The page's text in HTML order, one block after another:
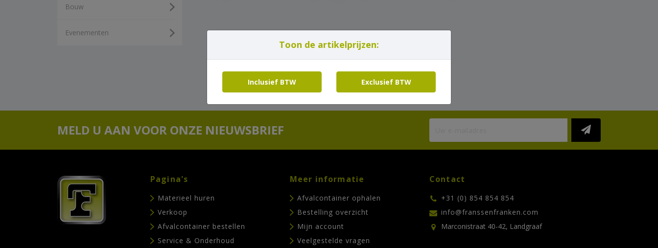
Bouw
Evenementen
MELD U AAN VOOR ONZE NIEUWSBRIEF
Pagina's
Materieel huren
Verkoop
Afvalcontainer bestellen
Service & Onderhoud
Meer informatie
Afvalcontainer ophalen
Bestelling overzicht
Mijn account
Veelgestelde vragen
Contact
+31 (0) 854 854 854
info@franssenfranken.com
Marconistraat 40-42, Landgraaf
Toon de artikelprijzen:
Inclusief BTW Exclusief BTW